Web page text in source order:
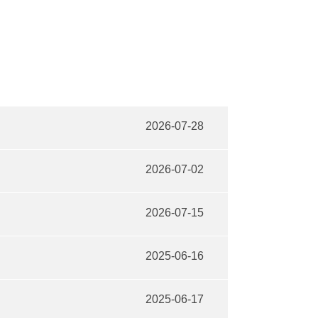
2026-07-28
2026-07-02
2026-07-15
2025-06-16
2025-06-17